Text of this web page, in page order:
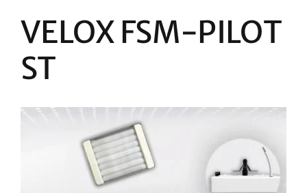
VELOX FSM-PILOT
ST
View